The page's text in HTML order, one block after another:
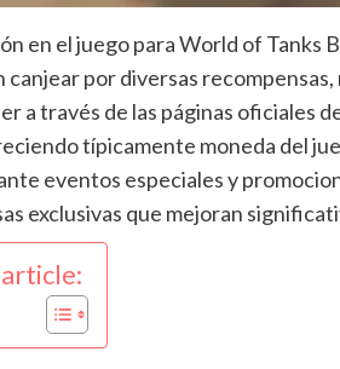
en el juego para World of Tanks
canjear por diversas
a través de las páginas oficiales
típicamente moneda del
eventos especiales y
exclusivas que mejoran